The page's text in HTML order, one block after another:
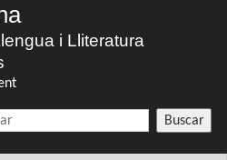
i Lliteratura
Buscar